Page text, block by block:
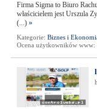
Firma Sigma to Biuro
właścicielem jest Urszula
(...) »
Kategorie: Biznes i
Ocena użytkowników www: